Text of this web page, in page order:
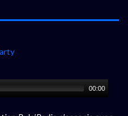
00:00